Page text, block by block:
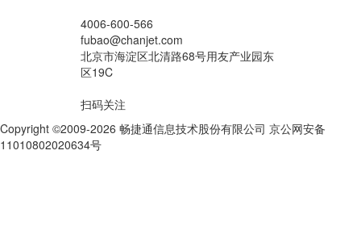
4006-600-566
fubao@chanjet.com
北京市海淀区北清路68号用友产业园东
区19C
扫码关注
Copyright ©2009-2026 畅捷通信息技术股份有限公司 京公网安备
11010802020634号